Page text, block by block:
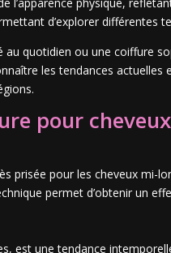
d’explorer différentes
quotidien ou une coiffure
les tendances
pour
prisée pour les cheveux mi-
permet d’obtenir un
est une tendance